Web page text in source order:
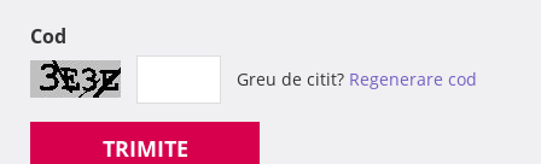
Cod
Greu de citit? Regenerare cod
TRIMITE